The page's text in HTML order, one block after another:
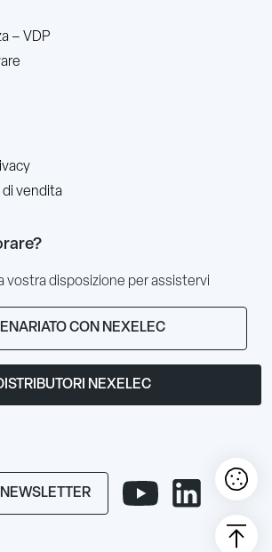
– VDP
di vendita
vostra disposizione per assistervi
CON NEXELEC
NEXELEC